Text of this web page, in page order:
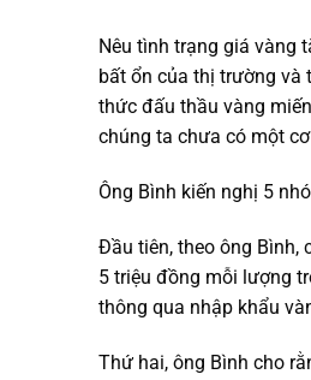
Nêu tình trạng giá vàng
bất ổn của thị trường và
thức đấu thầu vàng
chúng ta chưa có một
Ông Bình kiến nghị 5
Đầu tiên, theo ông Bình,
5 triệu đồng mỗi lượng
thông qua nhập khẩu
Thứ hai, ông Bình cho